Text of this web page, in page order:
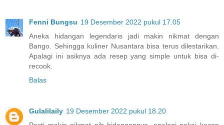
Fenni Bungsu 19 Desember 2022 pukul 17.05
Aneka hidangan legendaris jadi makin nikmat dengan
Bango. Sehingga kuliner Nusantara bisa terus dilestarikan.
Apalagi ini asiknya ada resep yang simple untuk bisa di-
recook.
Balas
Gulalilaily 19 Desember 2022 pukul 18.20